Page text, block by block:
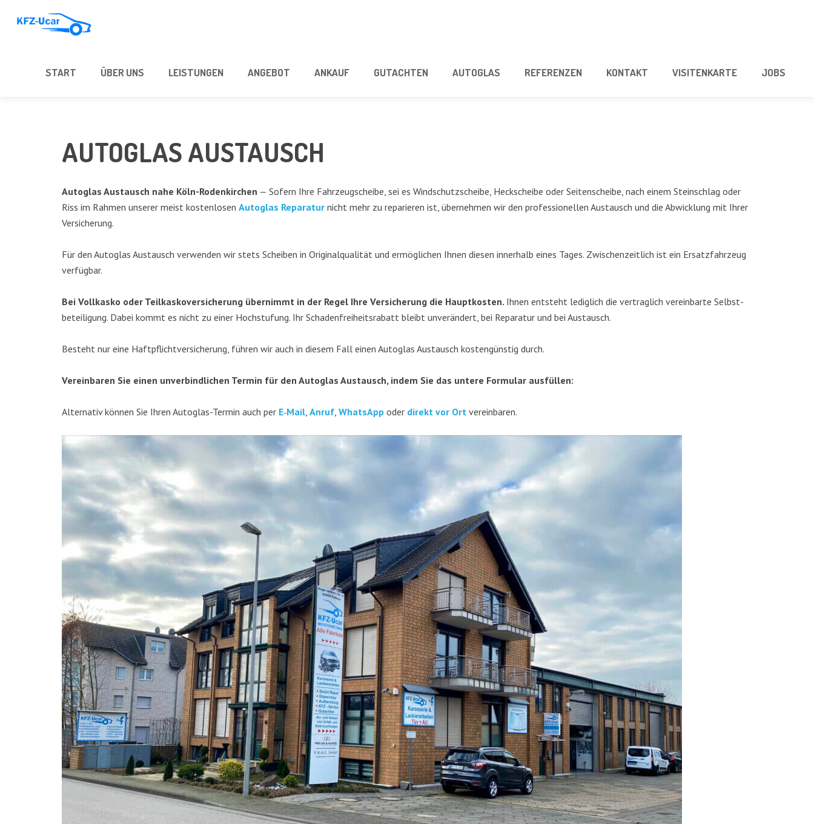
START ÜBER UNS LEIS­TUN­GEN ANGE­BOT ANKAUF GUT­ACH­TEN AUTO­GLAS REFE­REN­ZEN KON­TAKT VISI­TEN­KAR­TE JOBS
AUTO­GLAS AUSTAUSCH
Auto­glas Aus­tausch nahe Köln-Roden­kir­chen — Sofern Ihre Fahr­zeug­schei­be, sei es Wind­schutz­schei­be, Heck­schei­be oder Sei­ten­schei­be, nach einem Stein­schlag oder
Riss im Rah­men unse­rer meist kos­ten­lo­sen Auto­glas Repa­ra­tur nicht mehr zu repa­rie­ren ist, über­neh­men wir den pro­fes­sio­nel­len Aus­tausch und die Abwick­lung mit Ihrer
Versicherung.
Für den Auto­glas Aus­tausch ver­wen­den wir stets Schei­ben in Ori­gi­nal­qua­li­tät und ermög­li­chen Ihnen die­sen inner­halb eines Tages. Zwi­schen­zeit­lich ist ein Ersatz­fahr­zeug
verfügbar.
Bei Voll­kas­ko oder Teil­kas­ko­ver­si­che­rung über­nimmt in der Regel Ihre Ver­si­che­rung die Haupt­kos­ten. Ihnen ent­steht ledig­lich die ver­trag­lich ver­ein­bar­te Selbst­
be­tei­li­gung. Dabei kommt es nicht zu einer Hoch­stu­fung. Ihr Scha­den­frei­heits­ra­batt bleibt unver­än­dert, bei Repa­ra­tur und bei Austausch.
Besteht nur eine Haft­pflicht­ver­si­che­rung, füh­ren wir auch in die­sem Fall einen Auto­glas Aus­tausch kos­ten­güns­tig durch.
Ver­ein­ba­ren Sie einen unver­bind­li­chen Ter­min für den Auto­glas Aus­tausch, indem Sie das unte­re For­mu­lar ausfüllen:
Alter­na­tiv kön­nen Sie Ihren Auto­glas-Ter­min auch per E‑Mail, Anruf, Whats­App oder direkt vor Ort vereinbaren.